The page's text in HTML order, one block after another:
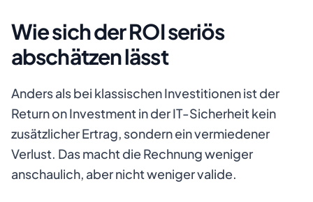
Wie sich der ROI seriös
abschätzen lässt
Anders als bei klassischen Investitionen ist der
Return on Investment in der IT-Sicherheit kein
zusätzlicher Ertrag, sondern ein vermiedener
Verlust. Das macht die Rechnung weniger
anschaulich, aber nicht weniger valide.